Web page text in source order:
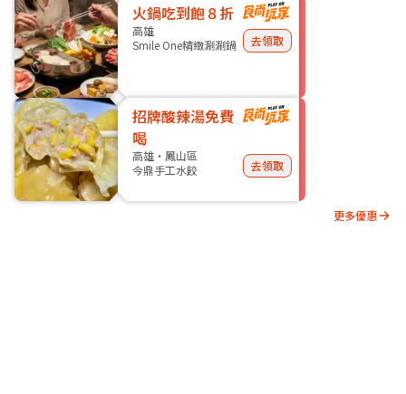
火鍋吃到飽８折
高雄
Smile One精緻涮涮鍋
去領取
招牌酸辣湯免費
喝
高雄・鳳山區
今鼎手工水餃
去領取
更多優惠